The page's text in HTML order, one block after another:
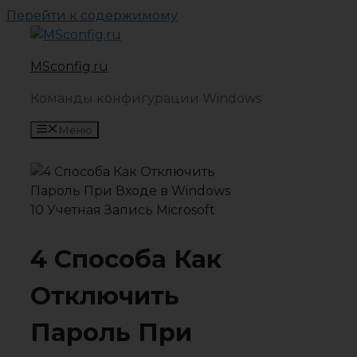
Перейти к содержимому
MSconfig.ru
Команды конфигурации Windows
Меню
4 Способа Как
Отключить
Пароль При